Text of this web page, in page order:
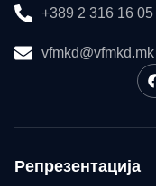
+389 2 316 16 05
vfmkd@vfmkd.mk
Репрезентација